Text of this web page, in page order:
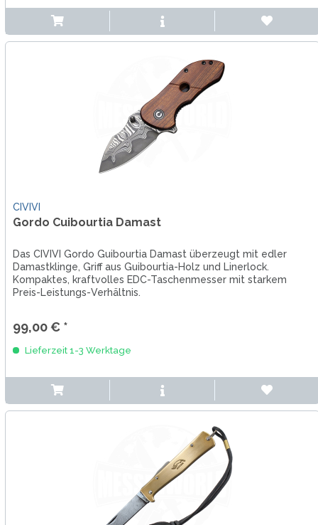
CIVIVI
Gordo Cuibourtia Damast
Das CIVIVI Gordo Guibourtia Damast überzeugt mit edler
Damastklinge, Griff aus Guibourtia-Holz und Linerlock.
Kompaktes, kraftvolles EDC-Taschenmesser mit starkem
Preis-Leistungs-Verhältnis.
99,00 € *
Lieferzeit 1-3 Werktage